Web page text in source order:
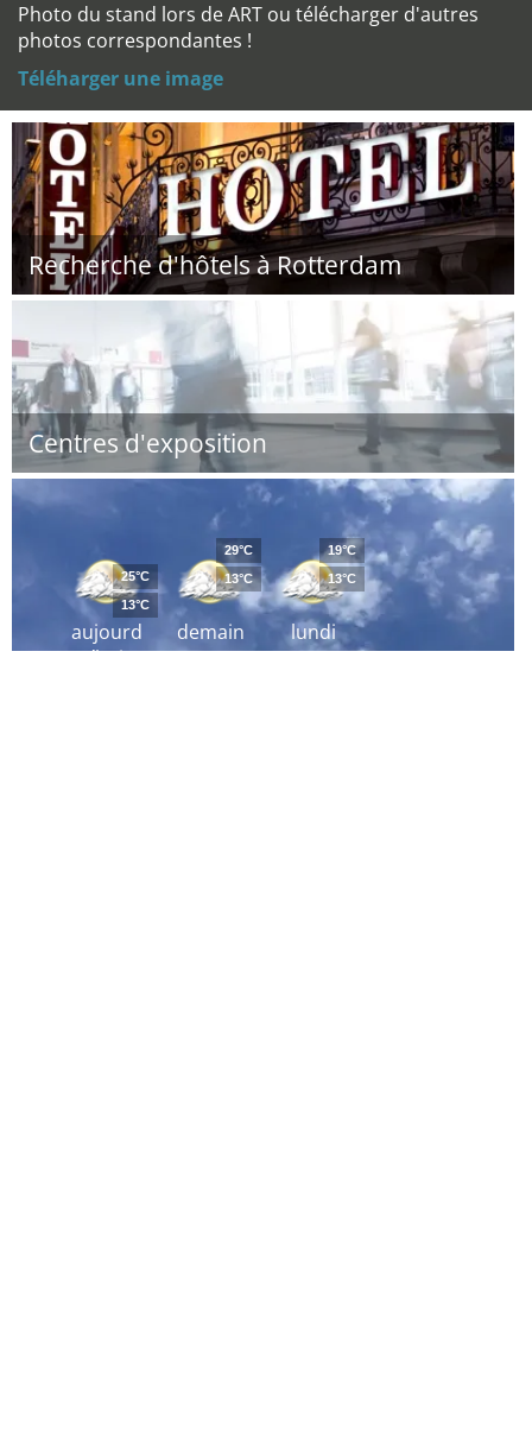
Photo du stand lors de ART ou télécharger d'autres
photos correspondantes !
Téléharger une image
Recherche d'hôtels à Rotterdam
Centres d'exposition
aujourd
´hui
25°C
13°C
demain
29°C
13°C
lundi
19°C
13°C